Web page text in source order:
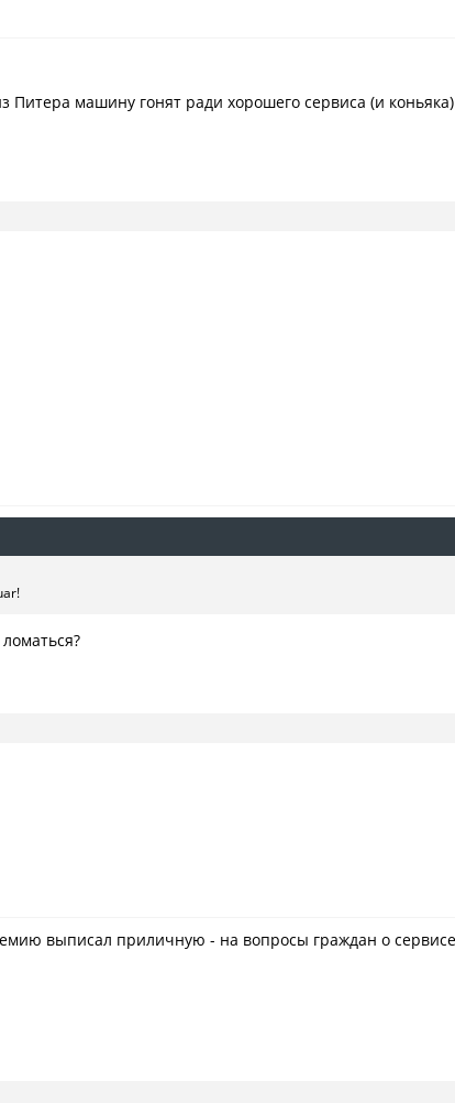
Питера машину гонят ради хорошего сервиса (и
выписал приличную - на вопросы граждан о сервисе